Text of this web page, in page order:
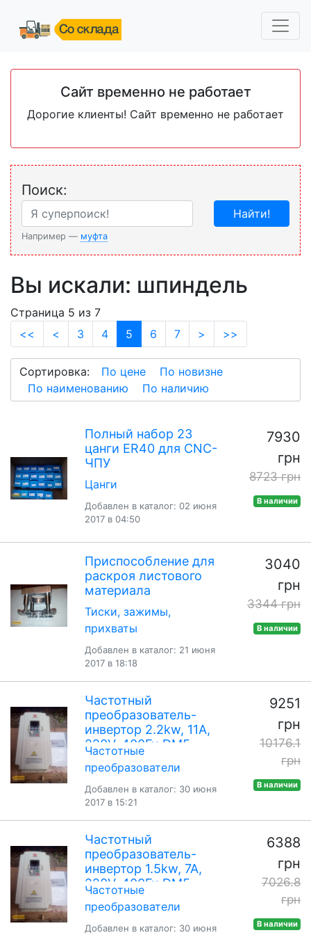
Сайт временно не работает
Дорогие клиенты! Сайт временно не работает
Поиск:
Например — муфта
Найти!
Вы искали: шпиндель
Страница 5 из 7
<<
< 3 4 5 (current)
6 7 > >>
Сортировка: По цене
По новизне
По наименованию
По наличию
Полный набор 23
цанги ER40 для CNC-
ЧПУ
Цанги
Добавлен в каталог: 02 июня
2017 в 04:50
7930
грн
8723 грн
В наличии
Приспособление для
раскроя листового
материала
Тиски, зажимы,
прихваты
Добавлен в каталог: 21 июня
2017 в 18:18
3040
грн
3344 грн
В наличии
Частотный
преобразователь-
инвертор 2.2kw, 11A,
220V, 400Гц DM5-
2.2S2-1A
Частотные
преобразователи
Добавлен в каталог: 30 июня
2017 в 15:21
9251
грн
10176.1
грн
В наличии
Частотный
преобразователь-
инвертор 1.5kw, 7A,
220V, 400Гц DM5-
1.5S2-1A
Частотные
преобразователи
Добавлен в каталог: 30 июня
6388
грн
7026.8
грн
В наличии